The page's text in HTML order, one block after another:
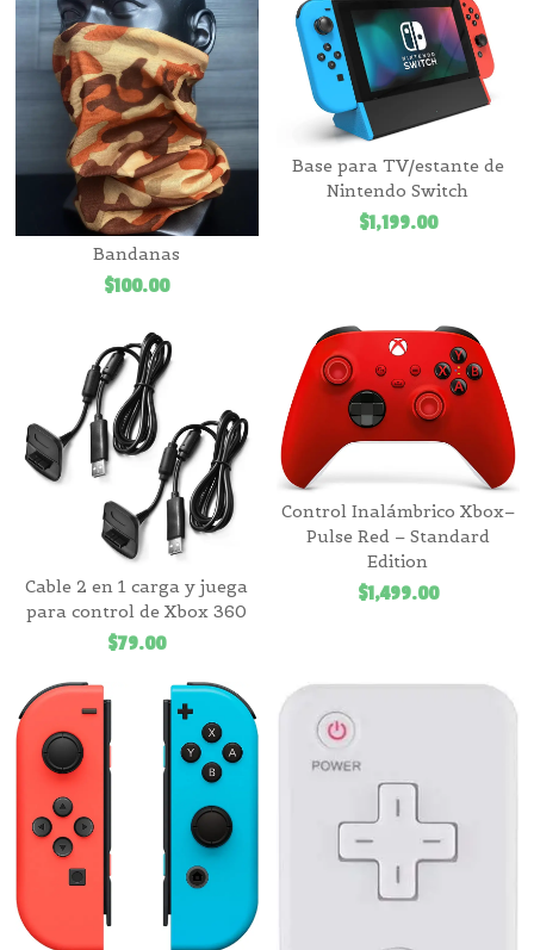
Bandanas
$100.00
Base para TV/estante de
Nintendo Switch
$1,199.00
Cable 2 en 1 carga y juega
para control de Xbox 360
$79.00
Control Inalámbrico Xbox–
Pulse Red – Standard
Edition
$1,499.00